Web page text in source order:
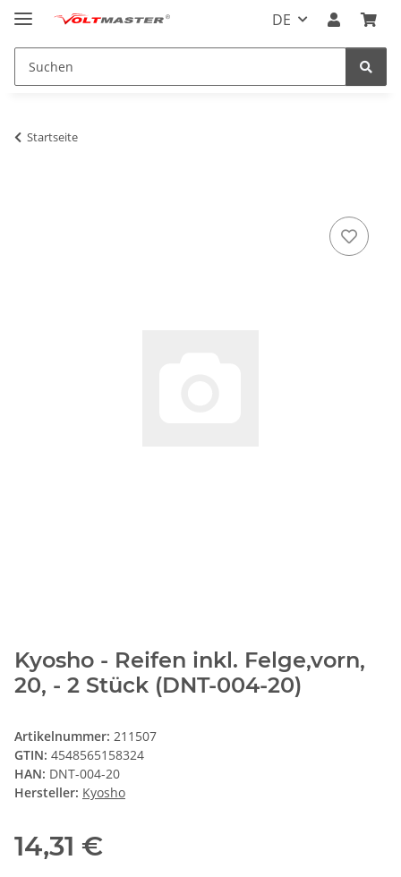
DE
Startseite
Kyosho - Reifen inkl. Felge,vorn,
20, - 2 Stück (DNT-004-20)
Artikelnummer: 211507
GTIN: 4548565158324
HAN: DNT-004-20
Hersteller: Kyosho
14,31 €